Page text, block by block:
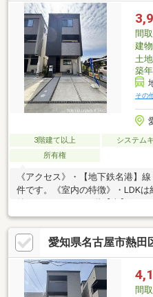
間
建
土
築
その
3階建て以上 システム
所有権
《アクセス》・【地下鉄名港】
件です。《室内の特徴》・LDKは
ローゼットが設置されています
す。《リビングメッセージ》・
5分（約320ｍ）・【セブンイレ
歩8分（約580ｍ）・【五番町公
【カワムラ医院】・・・徒歩7分
校】・・・徒歩8分（約580ｍ）
1800ｍ)
愛知県名古屋市熱田
間